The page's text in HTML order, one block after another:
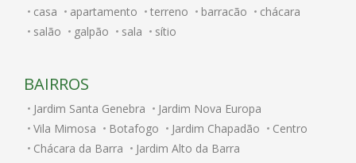
casa apartamento terreno barracão
chácara
salão
galpão sala sítio
BAIRROS
Jardim Santa Genebra
Jardim Nova Europa
Vila Mimosa
Botafogo Jardim Chapadão
Centro
Chácara da Barra
Jardim Alto da Barra